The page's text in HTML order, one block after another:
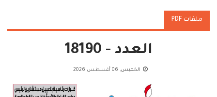
ملفات PDF
العدد - 18190
الخميس, 06 أغسطس 2026